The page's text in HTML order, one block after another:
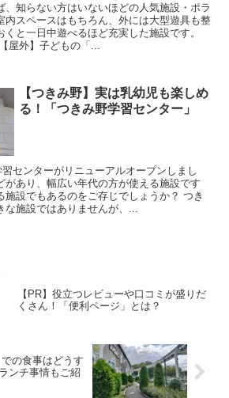
、知らない方はいないほどの人気施設・ポラ
内スペースはもちろん、外には大型遊具も整
と一日中遊べるほど充実した施設です。
外】子どもの「...
【つきみ野】実は乳幼児も楽しめ
る！「つきみ野学習センター」
センターがリニューアルオープンしまし
があり、幅広い年代の方が使える施設です
施設でもあるのをご存じでしょうか？ つき
な施設ではありませんが、...
【PR】役立つレビューや口コミが盛りだ
くさん！「便利ページ」とは？
の食事はどうす
ンチ事情もご紹